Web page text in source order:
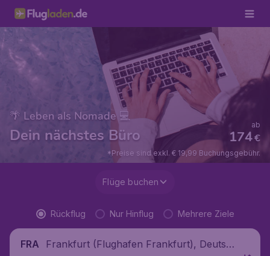
🌴 Leben als Nomade 💻
Dein nächstes Büro €
174
ab
*Preise sind exkl. € 19,99 Buchungsgebühr.
Flüge buchen
Rückflug Nur Hinflug Mehrere Ziele
FRA
Frankfurt (Flughafen Frankfurt), Deutsc